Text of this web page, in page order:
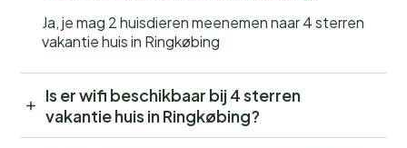
Ja, je mag 2 huisdieren meenemen naar 4 sterren
vakantie huis in Ringkøbing
Is er wifi beschikbaar bij 4 sterren
vakantie huis in Ringkøbing?